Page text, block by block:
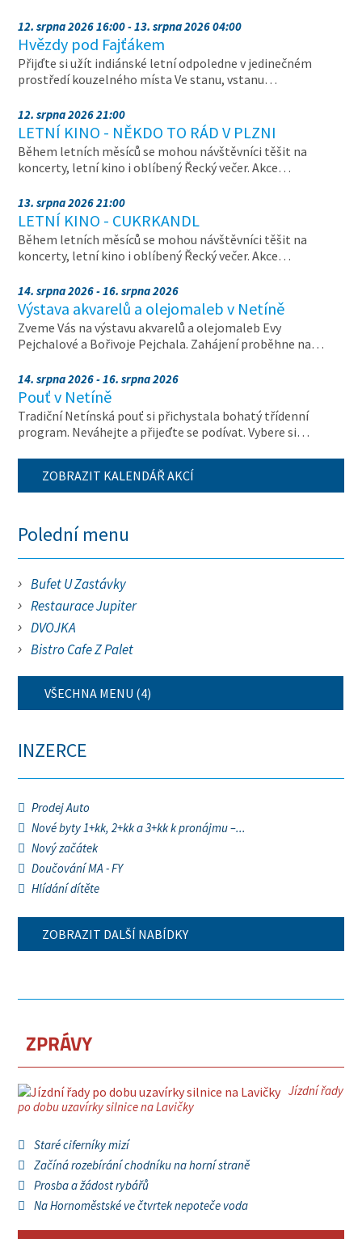
12. srpna 2026 16:00 - 13. srpna 2026 04:00
Hvězdy pod Fajťákem
Přijďte si užít indiánské letní odpoledne v jedinečném
prostředí kouzelného místa Ve stanu, vstanu…
12. srpna 2026 21:00
LETNÍ KINO - NĚKDO TO RÁD V PLZNI
Během letních měsíců se mohou návštěvníci těšit na
koncerty, letní kino i oblíbený Řecký večer. Akce…
13. srpna 2026 21:00
LETNÍ KINO - CUKRKANDL
Během letních měsíců se mohou návštěvníci těšit na
koncerty, letní kino i oblíbený Řecký večer. Akce…
14. srpna 2026 - 16. srpna 2026
Výstava akvarelů a olejomaleb v Netíně
Zveme Vás na výstavu akvarelů a olejomaleb Evy
Pejchalové a Bořivoje Pejchala. Zahájení proběhne na…
14. srpna 2026 - 16. srpna 2026
Pouť v Netíně
Tradiční Netínská pouť si přichystala bohatý třídenní
program. Neváhejte a přijeďte se podívat. Vybere si…
ZOBRAZIT KALENDÁŘ AKCÍ
Polední menu
Bufet U Zastávky
Restaurace Jupiter
DVOJKA
Bistro Cafe Z Palet
VŠECHNA MENU (4)
INZERCE
Prodej Auto
Nové byty 1+kk, 2+kk a 3+kk k pronájmu –...
Nový začátek
Doučování MA - FY
Hlídání dítěte
ZOBRAZIT DALŠÍ NABÍDKY
ZPRÁVY
Jízdní řady
po dobu uzavírky silnice na Lavičky
Staré ciferníky mizí
Začíná rozebírání chodníku na horní straně
Prosba a žádost rybářů
Na Hornoměstské ve čtvrtek nepoteče voda